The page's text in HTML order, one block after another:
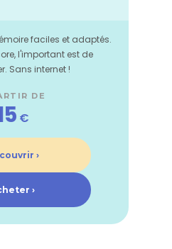
faciles et adaptés.
l'important est de
Sans internet !
DE
€
›
›